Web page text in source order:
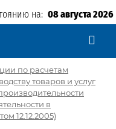
на: 08 августа 2026
по расчетам
товаров и услуг
в
12.12.2005)